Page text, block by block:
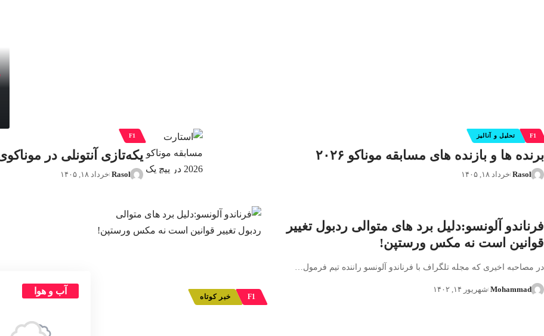
F1 تحلیل و آنالیز
برنده ها و بازنده های مسابقه موناکو ۲۰۲۶
Rasol خرداد ۱۸, ۱۴۰۵
F1
یکه‌تازی آنتونلی در
Rasol خرداد ۱۸, ۱۴۰۵
F1 خبر کوتاه
فرناندو آلونسو:دلیل برد های متوالی ردبول تغییر
قوانین است نه مکس ورستپن!
در مصاحبه اخیری که مجله تلگراف با فرناندو آلونسو راننده تیم فرمول…
Mohammad شهریور ۱۴, ۱۴۰۲ آب و هوا